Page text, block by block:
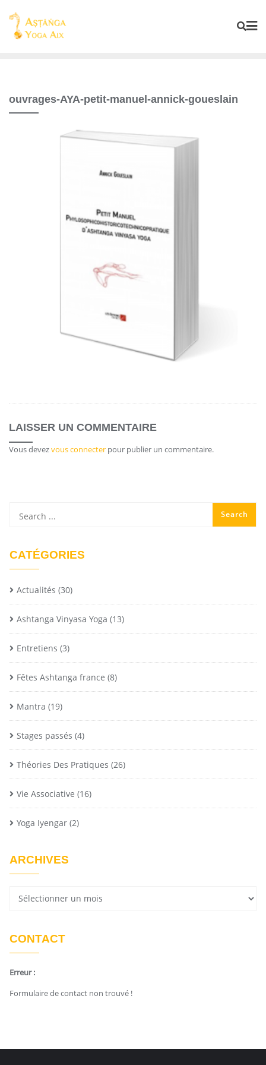
ouvrages-AYA-petit-manuel-annick-goueslain
LAISSER UN COMMENTAIRE
Vous devezvous connecter pour publier un commentaire.
CATÉGORIES
Actualités (30)
Ashtanga Vinyasa Yoga (13)
Entretiens (3)
Fêtes Ashtanga france (8)
Mantra (19)
Stages passés (4)
Théories Des Pratiques (26)
Vie Associative (16)
Yoga Iyengar (2)
ARCHIVES
CONTACT
Erreur :
Formulaire de contact non trouvé !